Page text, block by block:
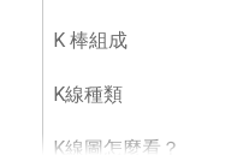
K 棒組成
K線種類
K線圖怎麼看？